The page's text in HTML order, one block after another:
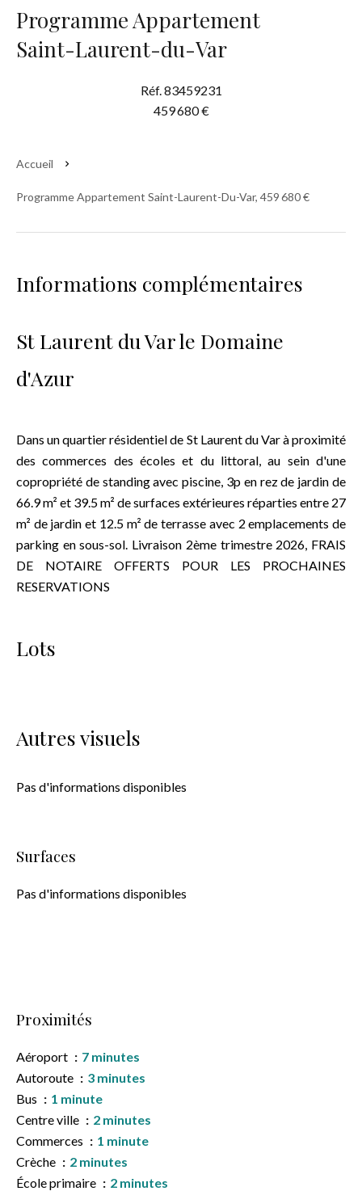
Programme Appartement
Saint-Laurent-du-Var
Réf. 83459231
459 680 €
Accueil
Programme Appartement Saint-Laurent-Du-Var, 459 680 €
Informations complémentaires
St Laurent du Var le Domaine
d'Azur
Dans un quartier résidentiel de St Laurent du Var à proximité
des commerces des écoles et du littoral, au sein d'une
copropriété de standing avec piscine, 3p en rez de jardin de
66.9 m² et 39.5 m² de surfaces extérieures réparties entre 27
m² de jardin et 12.5 m² de terrasse avec 2 emplacements de
parking en sous-sol. Livraison 2ème trimestre 2026, FRAIS
DE NOTAIRE OFFERTS POUR LES PROCHAINES
RESERVATIONS
Lots
Autres visuels
Pas d'informations disponibles
Surfaces
Pas d'informations disponibles
Proximités
Aéroport
7 minutes
Autoroute
3 minutes
Bus
1 minute
Centre ville
2 minutes
Commerces
1 minute
Crèche
2 minutes
École primaire
2 minutes